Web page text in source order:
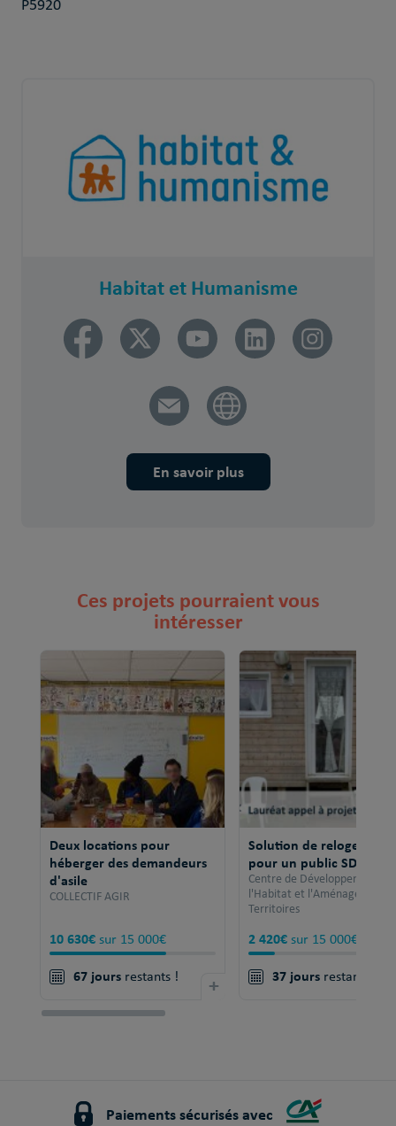
P5920
Habitat et Humanisme
En savoir plus
Ces projets pourraient vous
intéresser
Deux locations pour
héberger des demandeurs
d'asile
COLLECTIF AGIR
10 630€ sur 15 000€
67 jours restants ! +
Solution de relogement
pour un public SDF
Centre de Développement
l'Habitat et l'Aménagement
Territoires
2 420€ sur 15 000€
37 jours restants !
Paiements sécurisés avec